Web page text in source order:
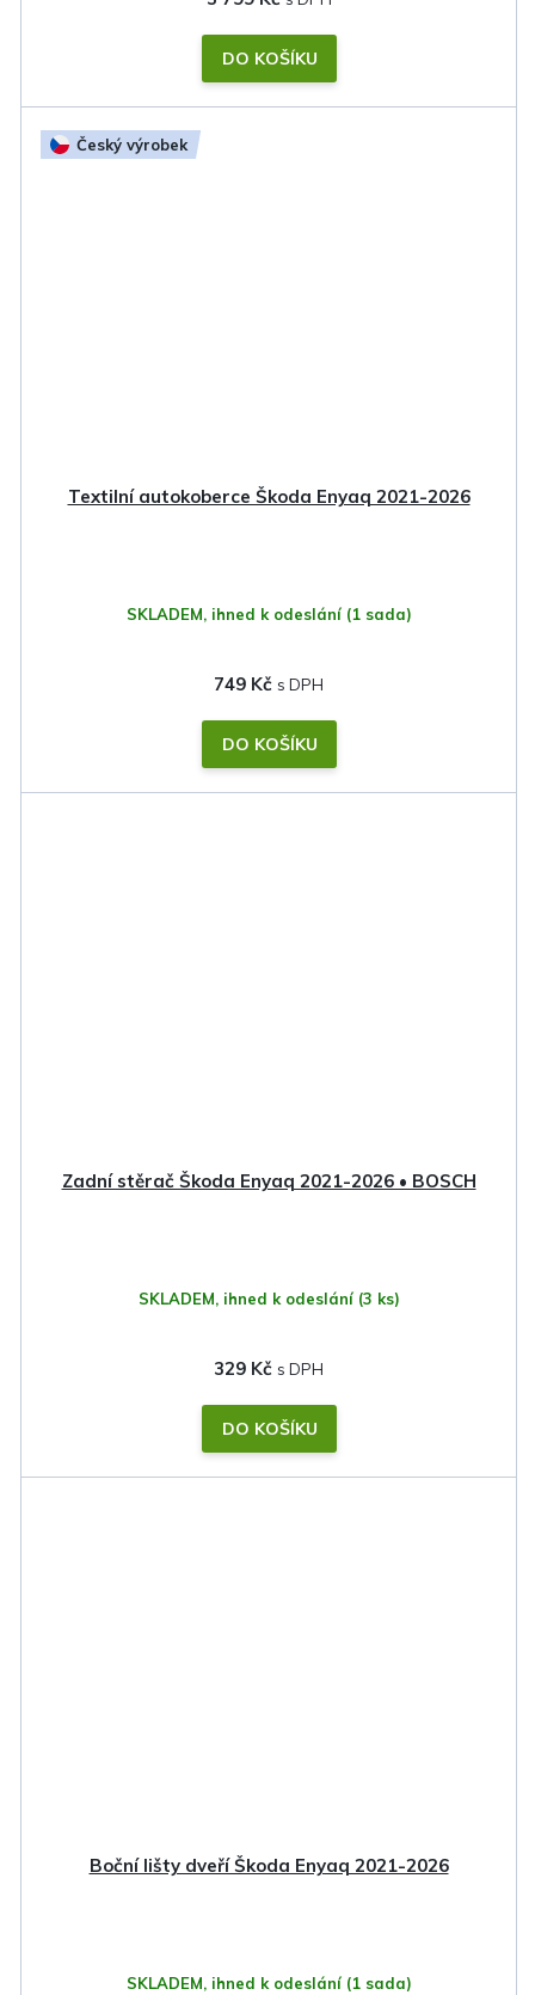
DO KOŠÍKU
Český výrobek
Textilní autokoberce Škoda Enyaq 2021-2026
SKLADEM, ihned k odeslání (1 sada)
749 Kč
DO KOŠÍKU
Zadní stěrač Škoda Enyaq 2021-2026 • BOSCH
SKLADEM, ihned k odeslání (3 ks)
329 Kč
DO KOŠÍKU
Boční lišty dveří Škoda Enyaq 2021-2026
SKLADEM, ihned k odeslání (1 sada)